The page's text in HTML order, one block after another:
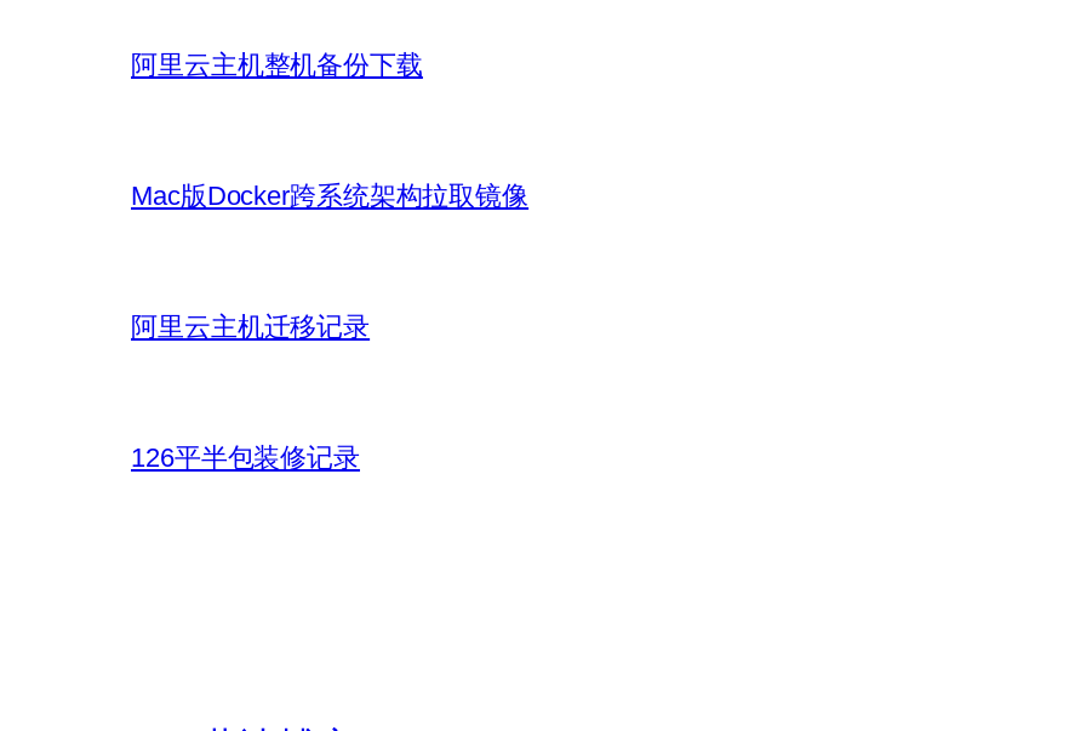
阿里云主机整机备份下载
Mac版Docker跨系统架构拉取镜像
阿里云主机迁移记录
126平半包装修记录